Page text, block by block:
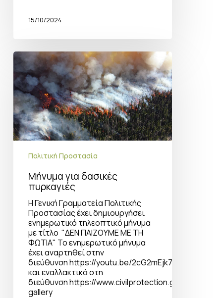
15/10/2024
Μήνυμα
για
δασικές
πυρκαγιές
Πολιτική Προστασία
Μήνυμα για δασικές
πυρκαγιές
Η Γενική Γραμματεία Πολιτικής
Προστασίας έχει δημιουργήσει
ενημερωτικό τηλεοπτικό μήνυμα
με τίτλο "ΔΕΝ ΠΑΙΖΟΥΜΕ ΜΕ ΤΗ
ΦΩΤΙΑ" Το ενημερωτικό μήνυμα
έχει αναρτηθεί στην
διεύθυνση https://youtu.be/2cG2mEjk7FU
και εναλλακτικά στη
διεύθυνση https://www.civilprotection.gr/el/media-
gallery